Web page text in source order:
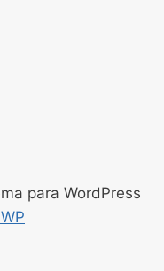
para WordPress